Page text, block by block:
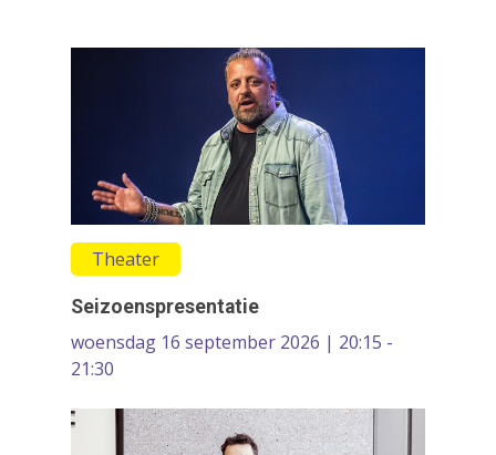
Theater
Seizoenspresentatie
woensdag 16 september 2026 | 20:15 -
21:30
Dans
Festivals &
Film & Podia
Media
Theater